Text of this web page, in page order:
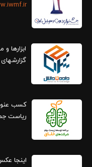
ابزارها
گزارش‎های سالانه
کسب
ریاست
اینجا